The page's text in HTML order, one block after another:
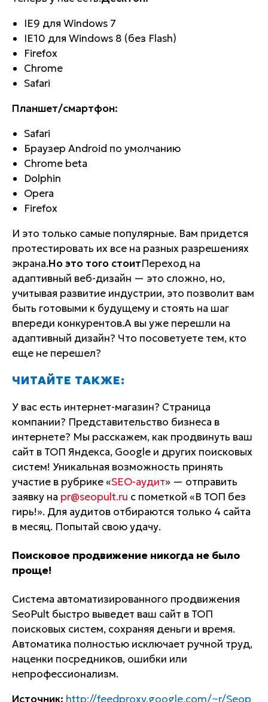
IE9 для Windows 7
IE10 для Windows 8 (без Flash)
Firefox
Chrome
Safari
Планшет/смартфон:
Safari
Браузер Android по умолчанию
Chrome beta
Dolphin
Opera
Firefox
И это только самые популярные. Вам придется
протестировать их все на разных разрешениях
экрана.Но это того стоитПереход на
адаптивный веб-дизайн — это сложно, но,
учитывая развитие индустрии, это позволит вам
быть готовыми к будущему и стоять на шаг
впереди конкурентов.А вы уже перешли на
адаптивный дизайн? Что посоветуете тем, кто
еще не перешел?
ЧИТАЙТЕ ТАКЖЕ:
У вас есть интернет-магазин? Страница
компании? Представительство бизнеса в
интернете? Мы расскажем, как продвинуть ваш
сайт в ТОП Яндекса, Google и других поисковых
систем! Уникальная возможность принять
участие в рубрике «SEO-аудит» — отправить
заявку на pr@seopult.ru с пометкой «В ТОП без
гирь!». Для аудитов отбираются только 4 сайта
в месяц. Попытай свою удачу.
Поисковое продвижение никогда не было
проще!
Система автоматизированного продвижения
SeoPult быстро выведет ваш сайт в ТОП
поисковых систем, сохраняя деньги и время.
Автоматика полностью исключает ручной труд,
наценки посредников, ошибки или
непрофессионализм.
Источник: http://feedproxy.google.com/~r/Seop